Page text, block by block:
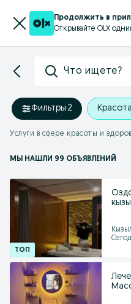
Продолжить в
Открывайте OLX
Что ищете?
Фильтры·2
МЫ НАШЛИ 99 ОБЪЯВЛЕНИЙ